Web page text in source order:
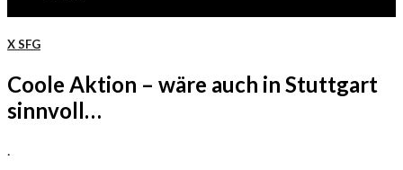
X SFG
Coole Aktion – wäre auch in Stuttgart
sinnvoll…
.